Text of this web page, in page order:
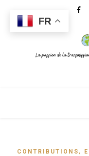
CONTRIBUTIONS,
FR